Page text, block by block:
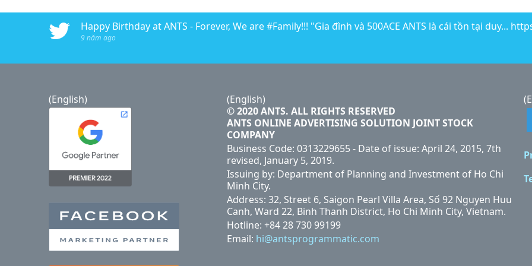
ANTS AdTech Happy Birthday at ANTS - Forever, We are #Family!!! "Gia đình và 500ACE ANTS là cái tồn tại duy...
9 năm ago
(English)
(English)
© 2020 ANTS. ALL RIGHTS RESERVED
ANTS ONLINE ADVERTISING SOLUTION JOINT STOCK
COMPANY
Business Code: 0313229655 - Date of issue: April 24, 2015, 7th
revised, January 5, 2019.
Issuing by: Department of Planning and Investment of Ho Chi
Minh City.
Address: 32, Street 6, Saigon Pearl Villa Area, Số 92 Nguyen Huu
Canh, Ward 22, Binh Thanh District, Ho Chi Minh City, Vietnam.
Hotline: +84 28 730 99199
Email: hi@antsprogrammatic.com